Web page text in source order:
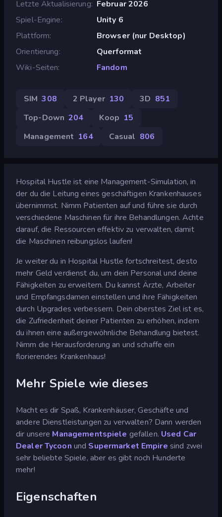
Letzte Aktualisierung Februar 2026
Spiel-Engine
Unity 6
Plattform
Browser (nur Desktop)
Orientierung
Querformat
Wiki-Seiten
Fandom
SIM 308 2 Player 130 3D 851
Top-Down 204 Koop 15
Management 164 Casual 806
Hospital Hustle ist eine Management-Simulation, in
der du die Leitung eines geschäftigen Krankenhauses
übernimmst. Nimm Patienten auf und führe sie durch
verschiedene Maschinen für ihre Behandlungen. Achte
darauf, die Ressourcen effektiv zu verwalten, damit
die Maschinen reibungslos laufen!
Je weiter du in Hospital Hustle fortschreitest, desto
mehr Geld verdienst du, um dein Personal und deine
Fähigkeiten zu erweitern. Du kannst Ärzte, Arbeiter
und Empfangsdamen einstellen und ihre Fähigkeiten
durch Upgrades verbessern. Dein oberstes Ziel ist es,
die Zufriedenheit deiner Patienten zu erhöhen, indem
du ihnen eine außergewöhnliche Behandlung bietest.
Nimm die Herausforderung an und schaffe ein
florierendes Krankenhaus!
Mehr Spiele wie dieses
Macht es dir Spaß, Krankenhäuser, Geschäfte und
andere Dienstleistungen zu verwalten? Dann werden
dir unsere Managementspiele gefallen. Used Car
Dealer Tycoon und Supermarket Empire sind zwei
sehr beliebte Spiele, aber es gibt noch Hunderte
mehr!
Eigenschaften